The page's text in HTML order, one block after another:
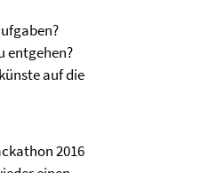
entgehen?
auf die
2016